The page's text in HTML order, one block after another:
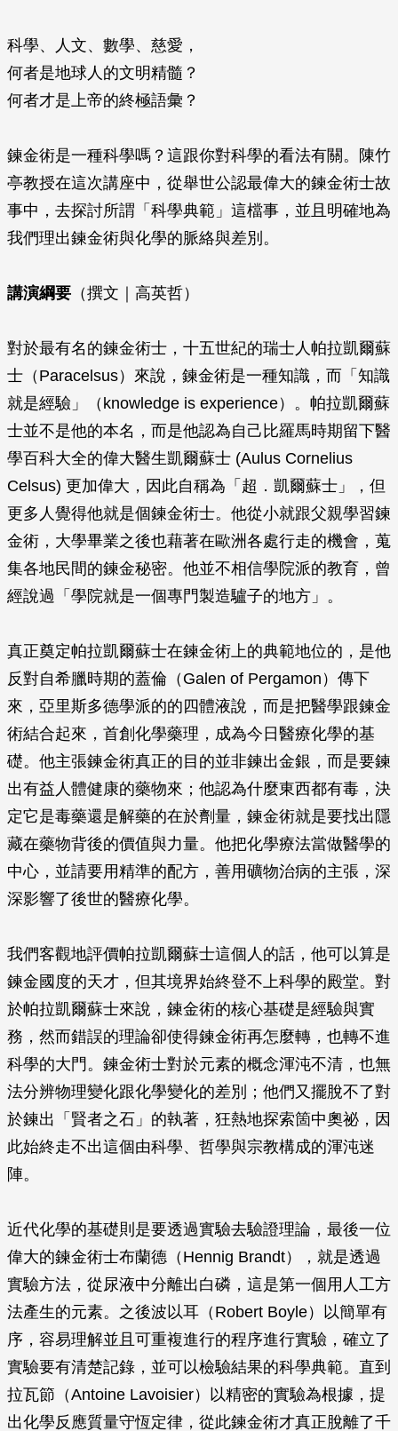
科學、人文、數學、慈愛，
何者是地球人的文明精髓？
何者才是上帝的終極語彙？
鍊金術是一種科學嗎？這跟你對科學的看法有關。陳竹
亭教授在這次講座中，從舉世公認最偉大的鍊金術士故
事中，去探討所謂「科學典範」這檔事，並且明確地為
我們理出鍊金術與化學的脈絡與差別。
講演綱要 （撰文｜高英哲）
對於最有名的鍊金術士，十五世紀的瑞士人帕拉凱爾蘇
士（Paracelsus）來說，鍊金術是一種知識，而「知識
就是經驗」（knowledge is experience）。帕拉凱爾蘇
士並不是他的本名，而是他認為自己比羅馬時期留下醫
學百科大全的偉大醫生凱爾蘇士 (Aulus Cornelius
Celsus) 更加偉大，因此自稱為「超．凱爾蘇士」，但
更多人覺得他就是個鍊金術士。他從小就跟父親學習鍊
金術，大學畢業之後也藉著在歐洲各處行走的機會，蒐
集各地民間的鍊金秘密。他並不相信學院派的教育，曾
經說過「學院就是一個專門製造驢子的地方」。
真正奠定帕拉凱爾蘇士在鍊金術上的典範地位的，是他
反對自希臘時期的蓋倫（Galen of Pergamon）傳下
來，亞里斯多德學派的的四體液說，而是把醫學跟鍊金
術結合起來，首創化學藥理，成為今日醫療化學的基
礎。他主張鍊金術真正的目的並非鍊出金銀，而是要鍊
出有益人體健康的藥物來；他認為什麼東西都有毒，決
定它是毒藥還是解藥的在於劑量，鍊金術就是要找出隱
藏在藥物背後的價值與力量。他把化學療法當做醫學的
中心，並請要用精準的配方，善用礦物治病的主張，深
深影響了後世的醫療化學。
我們客觀地評價帕拉凱爾蘇士這個人的話，他可以算是
鍊金國度的天才，但其境界始終登不上科學的殿堂。對
於帕拉凱爾蘇士來說，鍊金術的核心基礎是經驗與實
務，然而錯誤的理論卻使得鍊金術再怎麼轉，也轉不進
科學的大門。鍊金術士對於元素的概念渾沌不清，也無
法分辨物理變化跟化學變化的差別；他們又擺脫不了對
於鍊出「賢者之石」的執著，狂熱地探索箇中奧祕，因
此始終走不出這個由科學、哲學與宗教構成的渾沌迷
陣。
近代化學的基礎則是要透過實驗去驗證理論，最後一位
偉大的鍊金術士布蘭德（Hennig Brandt），就是透過
實驗方法，從尿液中分離出白磷，這是第一個用人工方
法產生的元素。之後波以耳（Robert Boyle）以簡單有
序，容易理解並且可重複進行的程序進行實驗，確立了
實驗要有清楚記錄，並可以檢驗結果的科學典範。直到
拉瓦節（Antoine Lavoisier）以精密的實驗為根據，提
出化學反應質量守恆定律，從此鍊金術才真正脫離了千